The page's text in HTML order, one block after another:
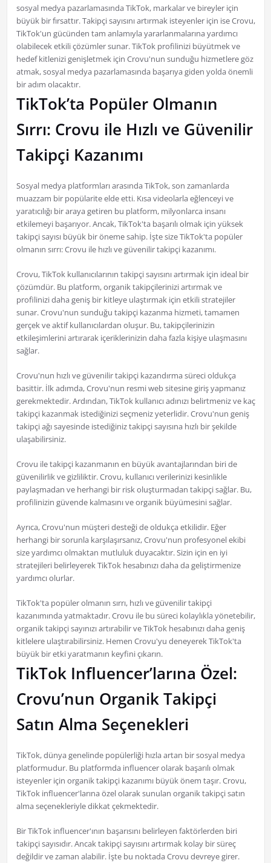
sosyal medya pazarlamasında TikTok, markalar ve bireyler için
büyük bir fırsattır. Takipçi sayısını artırmak isteyenler için ise Crovu,
TikTok'un gücünden tam anlamıyla yararlanmalarına yardımcı
olabilecek etkili çözümler sunar. TikTok profilinizi büyütmek ve
hedef kitlenizi genişletmek için Crovu'nun sunduğu hizmetlere göz
atmak, sosyal medya pazarlamasında başarıya giden yolda önemli
bir adım olacaktır.
TikTok’ta Popüler Olmanın
Sırrı: Crovu ile Hızlı ve Güvenilir
Takipçi Kazanımı
Sosyal medya platformları arasında TikTok, son zamanlarda
muazzam bir popülarite elde etti. Kısa videolarla eğlenceyi ve
yaratıcılığı bir araya getiren bu platform, milyonlarca insanı
etkilemeyi başarıyor. Ancak, TikTok'ta başarılı olmak için yüksek
takipçi sayısı büyük bir öneme sahip. İşte size TikTok'ta popüler
olmanın sırrı: Crovu ile hızlı ve güvenilir takipçi kazanımı.
Crovu, TikTok kullanıcılarının takipçi sayısını artırmak için ideal bir
çözümdür. Bu platform, organik takipçilerinizi artırmak ve
profilinizi daha geniş bir kitleye ulaştırmak için etkili stratejiler
sunar. Crovu'nun sunduğu takipçi kazanma hizmeti, tamamen
gerçek ve aktif kullanıcılardan oluşur. Bu, takipçilerinizin
etkileşimlerini artırarak içeriklerinizin daha fazla kişiye ulaşmasını
sağlar.
Crovu'nun hızlı ve güvenilir takipçi kazandırma süreci oldukça
basittir. İlk adımda, Crovu'nun resmi web sitesine giriş yapmanız
gerekmektedir. Ardından, TikTok kullanıcı adınızı belirtmeniz ve kaç
takipçi kazanmak istediğinizi seçmeniz yeterlidir. Crovu'nun geniş
takipçi ağı sayesinde istediğiniz takipçi sayısına hızlı bir şekilde
ulaşabilirsiniz.
Crovu ile takipçi kazanmanın en büyük avantajlarından biri de
güvenilirlik ve gizliliktir. Crovu, kullanıcı verilerinizi kesinlikle
paylaşmadan ve herhangi bir risk oluşturmadan takipçi sağlar. Bu,
profilinizin güvende kalmasını ve organik büyümesini sağlar.
Ayrıca, Crovu'nun müşteri desteği de oldukça etkilidir. Eğer
herhangi bir sorunla karşılaşırsanız, Crovu'nun profesyonel ekibi
size yardımcı olmaktan mutluluk duyacaktır. Sizin için en iyi
stratejileri belirleyerek TikTok hesabınızı daha da geliştirmenize
yardımcı olurlar.
TikTok'ta popüler olmanın sırrı, hızlı ve güvenilir takipçi
kazanımında yatmaktadır. Crovu ile bu süreci kolaylıkla yönetebilir,
organik takipçi sayınızı artırabilir ve TikTok hesabınızı daha geniş
kitlelere ulaştırabilirsiniz. Hemen Crovu'yu deneyerek TikTok'ta
büyük bir etki yaratmanın keyfini çıkarın.
TikTok Influencer’larına Özel:
Crovu’nun Organik Takipçi
Satın Alma Seçenekleri
TikTok, dünya genelinde popülerliği hızla artan bir sosyal medya
platformudur. Bu platformda influencer olarak başarılı olmak
isteyenler için organik takipçi kazanımı büyük önem taşır. Crovu,
TikTok influencer'larına özel olarak sunulan organik takipçi satın
alma seçenekleriyle dikkat çekmektedir.
Bir TikTok influencer'ının başarısını belirleyen faktörlerden biri
takipçi sayısıdır. Ancak takipçi sayısını artırmak kolay bir süreç
değildir ve zaman alabilir. İşte bu noktada Crovu devreye girer.